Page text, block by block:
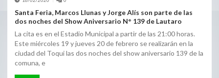
Santa Feria, Marcos Llunas y Jorge Alís son parte de las
dos noches del Show Aniversario N° 139 de Lautaro
La cita es en el Estadio Municipal a partir de las 21:00 horas.
Este miércoles 19 y jueves 20 de febrero se realizarán en la
ciudad del Toqui las dos noches del show aniversario 139 de la
comuna, e